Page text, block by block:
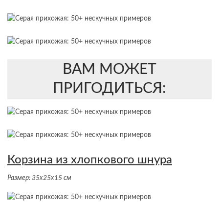
ВАМ МОЖЕТ
ПРИГОДИТЬСЯ:
Корзина из хлопкового шнура
Размер: 35х25х15 см